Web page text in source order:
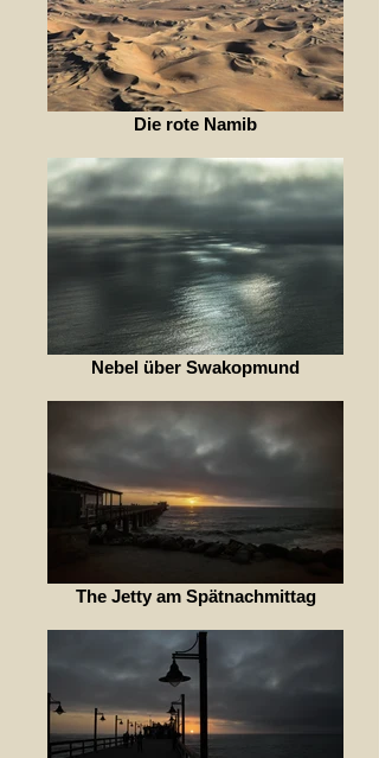
Die rote Namib
Nebel über Swakopmund
The Jetty am Spätnachmittag